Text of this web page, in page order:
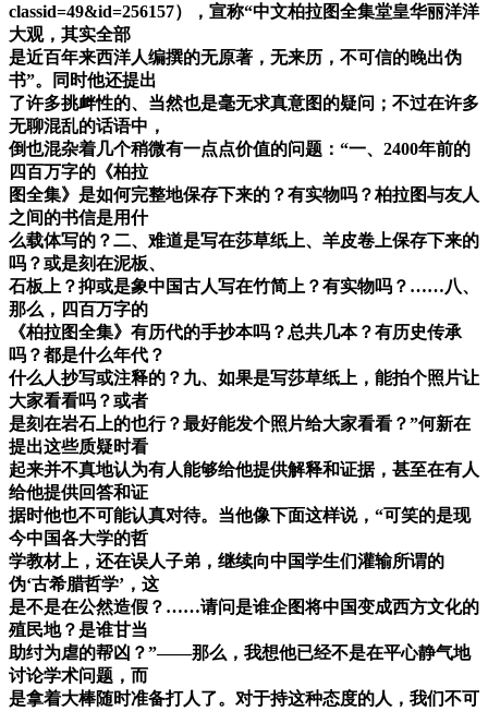
classid=49&id=256157），宣称“中文柏拉图全集堂皇华丽洋洋
大观，其实全部
是近百年来西洋人编撰的无原著，无来历，不可信的晚出伪
书”。同时他还提出
了许多挑衅性的、当然也是毫无求真意图的疑问；不过在许多
无聊混乱的话语中，
倒也混杂着几个稍微有一点点价值的问题：“一、2400年前的
四百万字的《柏拉
图全集》是如何完整地保存下来的？有实物吗？柏拉图与友人
之间的书信是用什
么载体写的？二、难道是写在莎草纸上、羊皮卷上保存下来的
吗？或是刻在泥板、
石板上？抑或是象中国古人写在竹简上？有实物吗？……八、
那么，四百万字的
《柏拉图全集》有历代的手抄本吗？总共几本？有历史传承
吗？都是什么年代？
什么人抄写或注释的？九、如果是写莎草纸上，能拍个照片让
大家看看吗？或者
是刻在岩石上的也行？最好能发个照片给大家看看？”何新在
提出这些质疑时看
起来并不真地认为有人能够给他提供解释和证据，甚至在有人
给他提供回答和证
据时他也不可能认真对待。当他像下面这样说，“可笑的是现
今中国各大学的哲
学教材上，还在误人子弟，继续向中国学生们灌输所谓的
伪‘古希腊哲学’，这
是不是在公然造假？……请问是谁企图将中国变成西方文化的
殖民地？是谁甘当
助纣为虐的帮凶？”——那么，我想他已经不是在平心静气地
讨论学术问题，而
是拿着大棒随时准备打人了。对于持这种态度的人，我们不可